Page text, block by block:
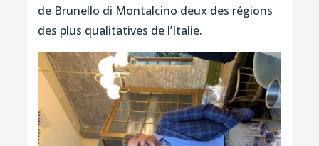
de Brunello di Montalcino deux des régions
des plus qualitatives de l’Italie.